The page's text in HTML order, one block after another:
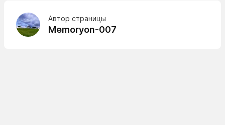
Автор страницы
Memoryon-007